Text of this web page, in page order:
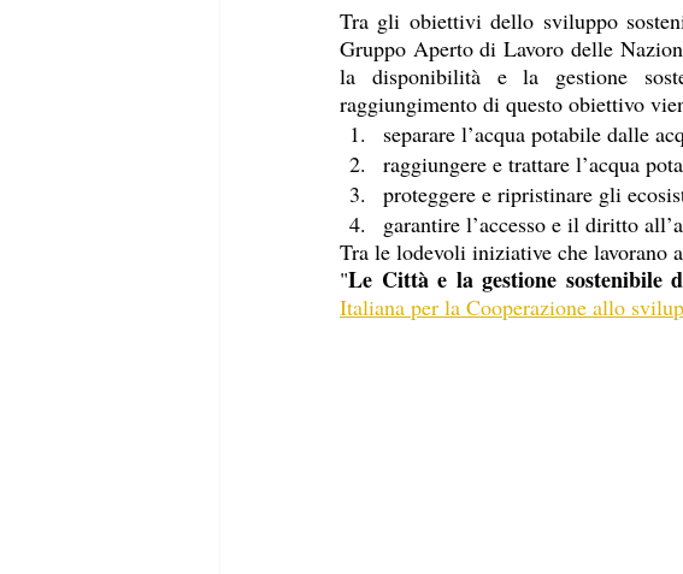
Tra gli obiettivi dello sviluppo
Gruppo Aperto di Lavoro delle
la disponibilità e la gestione
raggiungimento di questo obiettivo
separare l’acqua potabile dalle
raggiungere e trattare l’acqua
proteggere e ripristinare gli
garantire l’accesso e il diritto
Tra le lodevoli iniziative che
"Le Città e la gestione sostenibile
Italiana per la Cooperazione allo